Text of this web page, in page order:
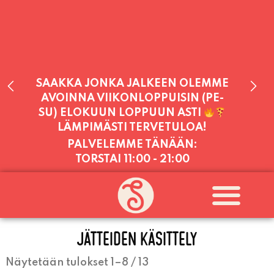
PALVELEMME TÄNÄÄN:
TORSTAI11:00 - 21:00
PALVELEMME PÄIVITTÄIN (MA-SU
KLO 11-21) SUNNUNTAIHIN 16.8.
SAAKKA JONKA JÄLKEEN OLEMME
AVOINNA VIIKONLOPPUISIN (PE-
SU) ELOKUUN LOPPUUN ASTI
LÄMPIMÄSTI TERVETULOA!
JÄTTEIDEN KÄSITTELY
Näytetään tulokset 1–8 / 13